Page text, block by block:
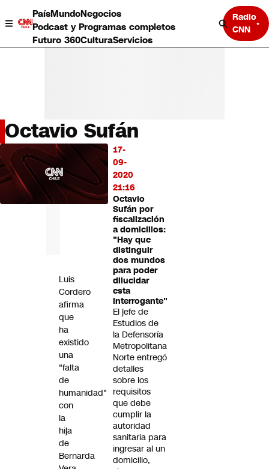
PaísMundoNegocios
Podcast y Programas completos
Futuro 360CulturaServicios
Radio
CNN
País
Mundo
Negocios
Deportes
Programas completos
Octavio Sufán
17-
09-
2020
21:16
Octavio
Sufán por
fiscalización
a domicilios:
"Hay que
distinguir
dos mundos
para poder
dilucidar
esta
interrogante"
El jefe de
Estudios de
la Defensoría
Metropolitana
Norte entregó
detalles
sobre los
requisitos
que debe
cumplir la
autoridad
sanitaria para
ingresar al un
domicilio,
LO
MÁS
LEÍDO
Luis
Cordero
afirma
que
ha
existido
una
"falta
de
humanidad"
con
la
hija
de
Bernarda